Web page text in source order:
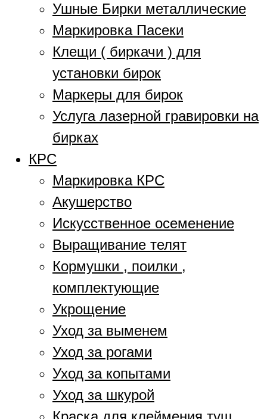
Ушные Бирки металлические
Маркировка Пасеки
Клещи ( биркачи ) для
установки бирок
Маркеры для бирок
Услуга лазерной гравировки на
бирках
КРС
Маркировка КРС
Акушерство
Искусственное осеменение
Выращивание телят
Кормушки , поилки ,
комплектующие
Укрощение
Уход за выменем
Уход за рогами
Уход за копытами
Уход за шкурой